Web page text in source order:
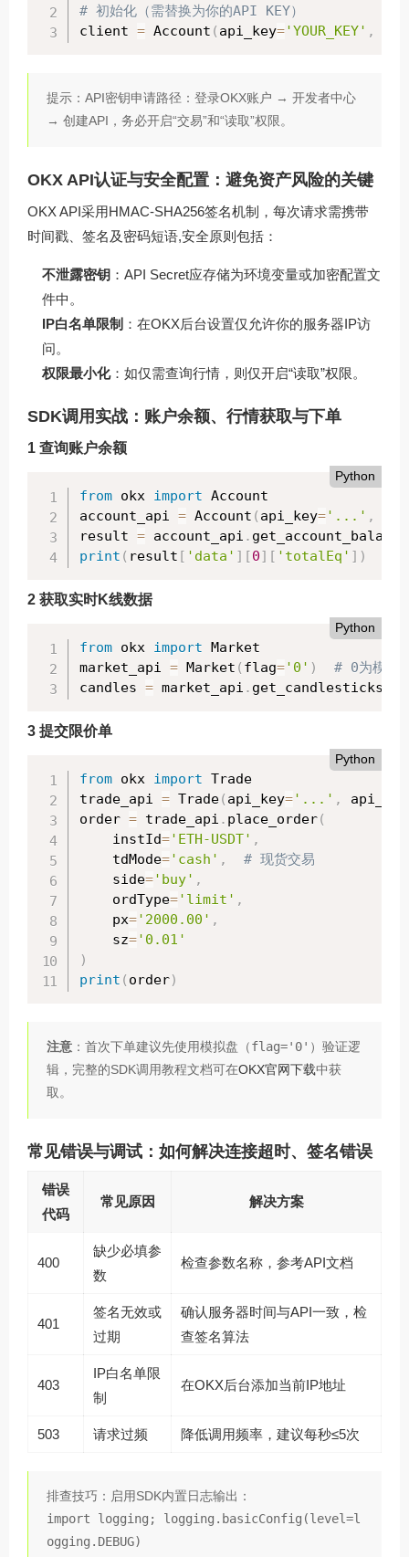
# 初始化（需替换为你的API KEY）
client = Account ( api_key='YOUR_KEY' ,
提示：API密钥申请路径：登录OKX账户 → 开发者中心
→ 创建API，务必开启“交易”和“读取”权限。
OKX API认证与安全配置：避免资产风险的关键
OKX API采用HMAC-SHA256签名机制，每次请求需携带
时间戳、签名及密码短语,安全原则包括：
不泄露密钥 ：API Secret应存储为环境变量或加密配置文
件中。
IP白名单限制 ：在OKX后台设置仅允许你的服务器IP访
问。
权限最小化：如仅需查询行情，则仅开启“读取”权限。
SDK调用实战：账户余额、行情获取与下单
1 查询账户余额
Python
from okx import Account
account_api = Account ( api_key='...' ,
result = account_api . get_account_balance
print ( result [ 'data' ] [0] [ 'totalEq' ] )
2 获取实时K线数据
Python
from okx import Market
market_api = Market ( flag='0' )
# 0为模拟
candles = market_api . get_candlesticks
3 提交限价单
Python
from okx import Trade
trade_api = Trade( api_key='...' ,
order = trade_api . place_order(
    instId
='ETH-USDT' ,
    tdMode
='cash' ,
# 现货交易
    side
='buy' ,
    ordType
='limit' ,
    px
='2000.00' ,
    sz
='0.01'
)
print ( order)
注意 ：首次下单建议先使用模拟盘（flag='0' ）验证逻
辑，完整的SDK调用教程文档可在OKX官网下载中获
取。
常见错误与调试：如何解决连接超时、签名错误
错误
代码
常见原因 解决方案
400
缺少必填参
数
检查参数名称，参考API文档
401
签名无效或
过期
确认服务器时间与API一致，检
查签名算法
403
IP白名单限
制
在OKX后台添加当前IP地址
503 请求过频 降低调用频率，建议每秒≤5次
排查技巧：启用SDK内置日志输出：
import logging; logging.basicConfig(level=l
ogging.DEBUG)